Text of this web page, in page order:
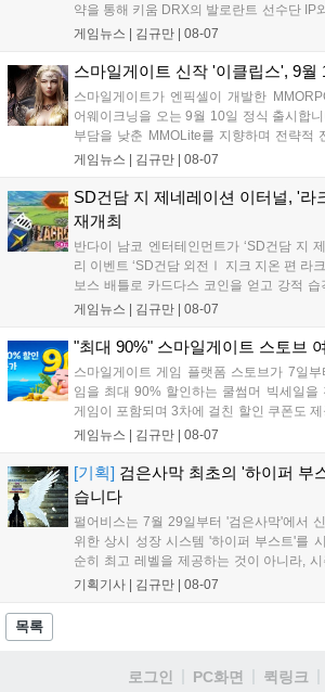
약을 통해 키움 DRX의 발로란트 선수단 IP
이터 네트워크를 결합하여 정규 및 특별 콘
오프라인 연계 프로그램을 순차적으로 선
나설 계획이다....
게임뉴스 | 김규만 | 08-07
스마일게이트 신작 '이클립스', 9월
스마일게이트가 엔픽셀이 개발한
어웨이크닝을 오는 9월 10일 정식 출시합
부담을 낮춘 MMOLite를 지향하며 전략적
특징으로 합니다. 현재 공식 홈페이지와 앱
니다. 또한 카카오톡 채널 추가 시 주차별
킨, 경품 이벤트 등 풍성한 혜택을 마련해
으고 있습니다....
게임뉴스 | 김규만 | 08-07
SD건담 지 제네레이션 이터널, '라
재개최
반다이 남코 엔터테인먼트가 ‘SD건담 지
리 이벤트 ‘SD건담 외전Ⅰ 지크 지온 편 라
보스 배틀로 카드다스 코인을 얻고 강적
담을 획득할 수 있다. 로그인 보너스로 최대
원 증정한다. 또한 9월 30일까지 공식 유튜
할 수 있다....
게임뉴스 | 김규만 | 08-07
"최대 90%" 스마일게이트 스토브
스마일게이트 게임 플랫폼 스토브가 7일
임을 최대 90% 할인하는 쿨썸머 빅세일을
게임이 포함되며 3차에 걸친 할인 쿠폰도
경성 배경의 신작 그날의 신문이 출시되며,
은 공식 페이지에서 확인 가능하다....
게임뉴스 | 김규만 | 08-07
[기획] 검은사막 최초의 '하이퍼 부
습니다
펄어비스는 7월 29일부터 '검은사막'에서
위한 상시 성장 시스템 '하이퍼 부스트'를
순히 최고 레벨을 제공하는 것이 아니라,
아 아카데미 수료, 아침의 나라 설화 진행
용자는 과제를 완수하며 동(V) 투발라 장
기획기사 | 김규만 | 08-07
목록
로그인 PC화면 퀵링크